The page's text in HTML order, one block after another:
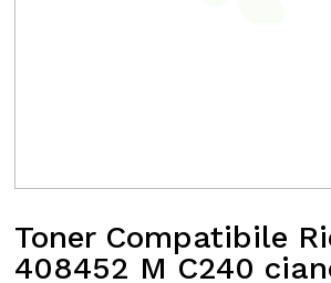
Toner Compatibile
408452 M C240